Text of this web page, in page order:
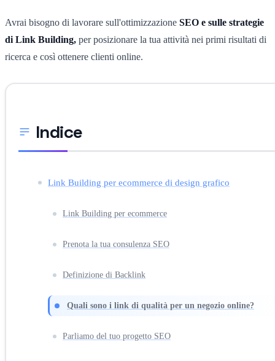
Avrai bisogno di lavorare sull'ottimizzazione SEO e sulle strategie
di Link Building, per posizionare la tua attività nei primi risultati di
ricerca e così ottenere clienti online.
Indice
Link Building per ecommerce di design grafico
Link Building per ecommerce
Prenota la tua consulenza SEO
Definizione di Backlink
Quali sono i link di qualità per un negozio online?
Parliamo del tuo progetto SEO